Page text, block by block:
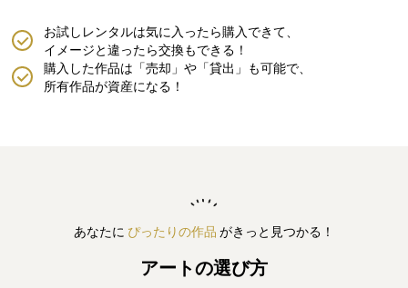
購入した作品は「売却」や「貸出」も可能で、
所有作品が資産になる！
お試しレンタルは気に入ったら購入できて、
イメージと違ったら交換もできる！
あなたに ぴったりの作品 がきっと見つかる！
アートの選び方